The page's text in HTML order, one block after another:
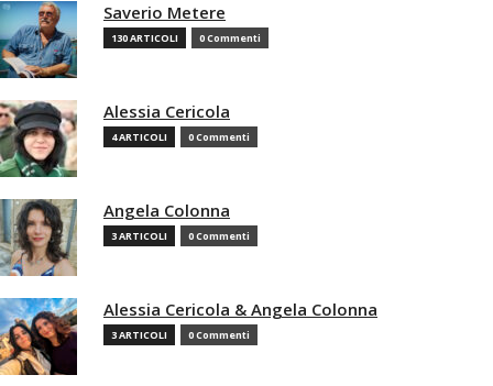
Saverio Metere
130 ARTICOLI 0 Commenti
Alessia Cericola
4 ARTICOLI 0 Commenti
Angela Colonna
3 ARTICOLI 0 Commenti
Alessia Cericola & Angela Colonna
3 ARTICOLI 0 Commenti